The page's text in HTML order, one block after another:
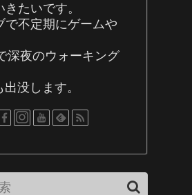
たいです。
で不定期にゲームや
深夜のウォーキング
没します。